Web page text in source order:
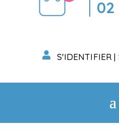
02
S'IDENTIFIER |